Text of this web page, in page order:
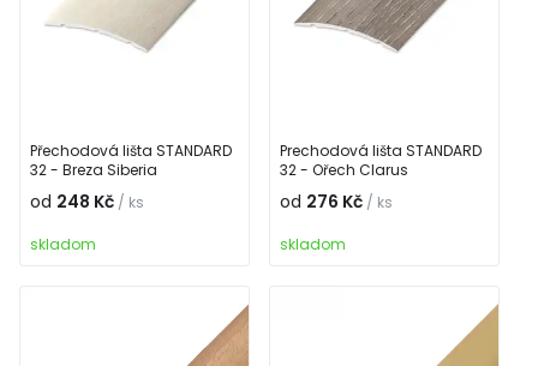
Přechodová lišta STANDARD
32 - Breza Siberia
od 248 Kč / ks
skladom
Prechodová lišta STANDARD
32 - Ořech Clarus
od 276 Kč / ks
skladom